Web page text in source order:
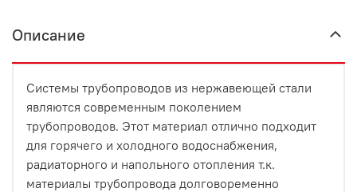
Описание
Системы трубопроводов из нержавеющей стали
являются современным поколением
трубопроводов. Этот материал отлично подходит
для горячего и холодного водоснабжения,
радиаторного и напольного отопления т.к.
материалы трубопровода долговоременно